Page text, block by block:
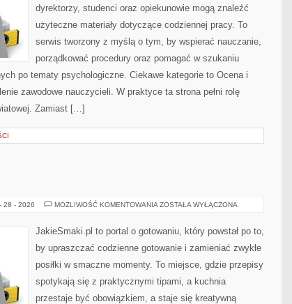
dyrektorzy, studenci oraz opiekunowie mogą znaleźć
użyteczne materiały dotyczące codziennej pracy. To
serwis tworzony z myślą o tym, by wspierać nauczanie,
porządkować procedury oraz pomagać w szukaniu
po tematy psychologiczne. Ciekawe kategorie to Ocena i
zawodowe nauczycieli. W praktyce ta strona pełni rolę
Zamiast […]
28 - 2026 MOŻLIWOŚĆ KOMENTOWANIA OBIADY
ZOSTAŁA WYŁĄCZONA
JakieSmaki.pl to portal o gotowaniu, który powstał po to,
by upraszczać codzienne gotowanie i zamieniać zwykłe
posiłki w smaczne momenty. To miejsce, gdzie przepisy
spotykają się z praktycznymi tipami, a kuchnia
przestaje być obowiązkiem, a staje się kreatywną